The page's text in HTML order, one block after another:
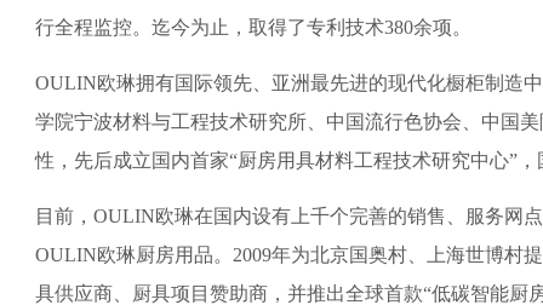
行全程监控。迄今为止，取得了专利技术380余项。
OULIN欧琳拥有国际领先、亚洲最先进的现代化橱柜制造
学院宁波材料与工程技术研究所、中国流行色协会、中国
性，先后成立国内首家“厨房用具材料工程技术研究中心”
目前，OULIN欧琳在国内设有上千个完善的销售、服务网
OULIN欧琳厨房用品。2009年为北京国奥村、上海世博村
具供应商、厨具项目赞助商，并推出全球首款“低碳智能厨